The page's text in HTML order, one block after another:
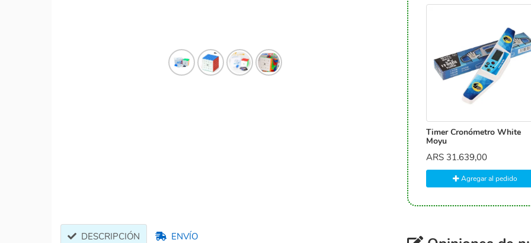
Timer Cronómetro White
Moyu
ARS 31.639,00
Agregar al pedido
DESCRIPCIÓN ENVÍO